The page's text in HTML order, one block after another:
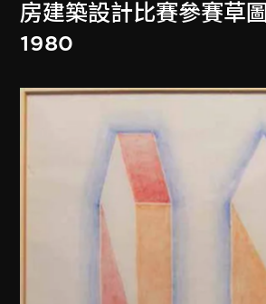
房建築設計比賽參賽草圖
1980